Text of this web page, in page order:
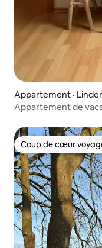
Appartement ·
Appartement de
Coup de cœur
Coup de cœur